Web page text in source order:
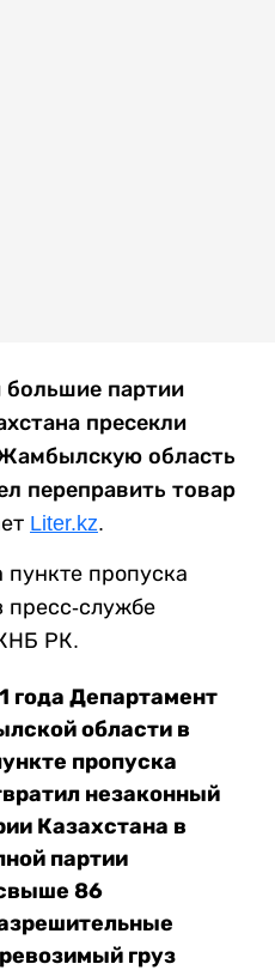
партии
пресекли
область
переправить товар
Liter.kz.
пункте пропуска
пресс-службе
РК.
года Департамент
области в
пропуска
незаконный
Казахстана в
партии
86
груз